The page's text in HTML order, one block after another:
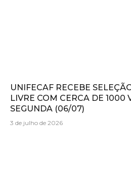
UNIFECAF RECEBE
LIVRE COM CERCA DE 1000
SEGUNDA (06/07)
3 de julho de 2026